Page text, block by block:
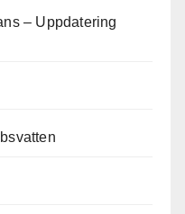
– Uppdatering